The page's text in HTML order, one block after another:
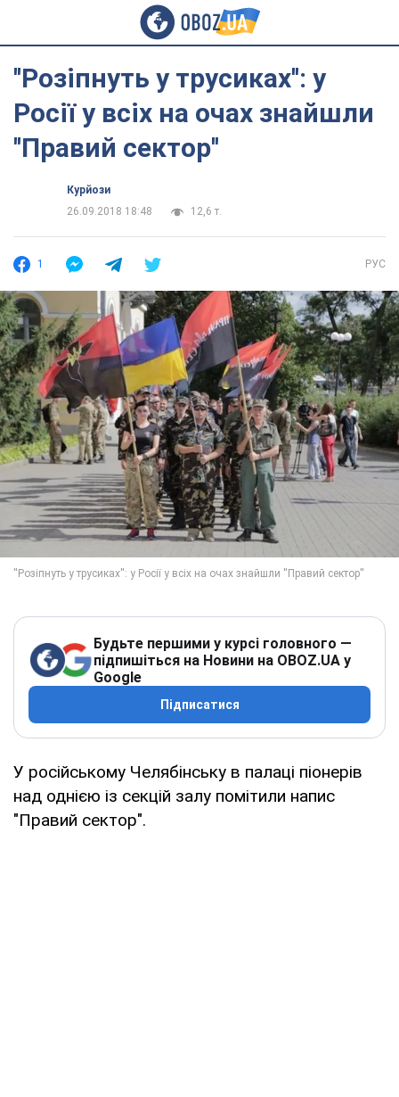
''Розіпнуть у трусиках'': у
Росії у всіх на очах знайшли
''Правий сектор''
Курйози
26.09.2018 18:48
12,6 т.
1 РУС
Будьте першими у курсі головного —
підпишіться на Новини на OBOZ.UA у
Google
Підписатися
У російському Челябінську в палаці піонерів
над однією із секцій залу помітили напис
"Правий сектор".